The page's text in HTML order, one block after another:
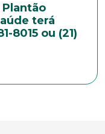
Plantão
terá
8015 ou (21)